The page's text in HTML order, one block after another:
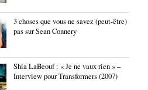
3 choses que vous ne savez (peut-être)
pas sur Sean Connery
Shia LaBeouf : « Je ne vaux rien » –
Interview pour Transformers (2007)